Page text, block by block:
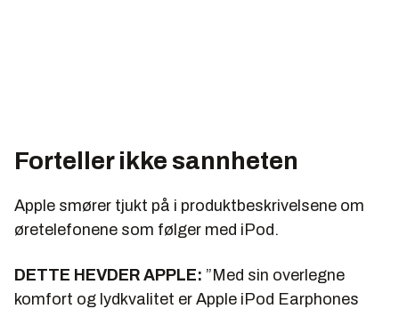
Forteller ikke sannheten
Apple smører tjukt på i produktbeskrivelsene om
øretelefonene som følger med iPod.
DETTE HEVDER APPLE: ”Med sin overlegne
komfort og lydkvalitet er Apple iPod Earphones